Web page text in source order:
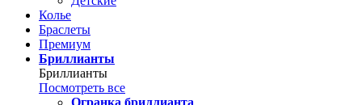
Колье
Браслеты
Премиум
Бриллианты
Бриллианты
Посмотреть все
Огранка бриллианта